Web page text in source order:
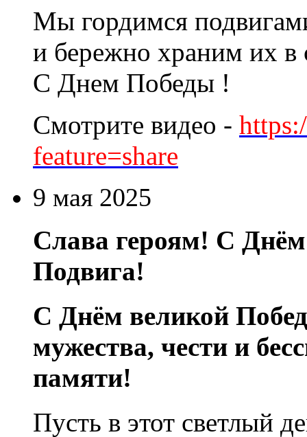
Мы гордимся
и бережно храним их в
С Днем Победы !
Cмотрите видео -
feature=share
9 мая 2025
Слава героям! С
Подвига!
С Днём великой
мужества, чести и
памяти!
Пусть в этот светлый